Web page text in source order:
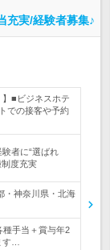
充実/経験者募集♪
】■ビジネスホテ
での接客や予約
者に“選ばれ
度充実
・神奈川県・北海
種手当＋賞与年2
…